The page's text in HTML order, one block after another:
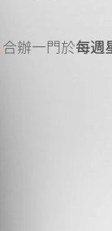
合辦一門於每週